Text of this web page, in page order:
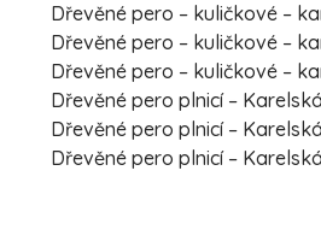
Dřevěné pero – kuličkové –
Dřevěné pero – kuličkové –
Dřevěné pero – kuličkové –
Dřevěné pero plnicí –
Dřevěné pero plnicí –
Dřevěné pero plnicí –